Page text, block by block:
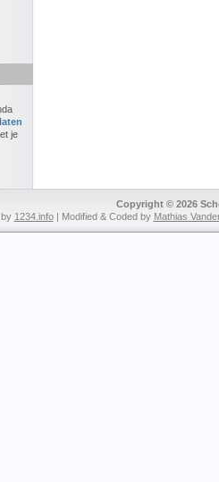
je
Copyright © 2026
by 1234.info| Modified & Coded by Mathias